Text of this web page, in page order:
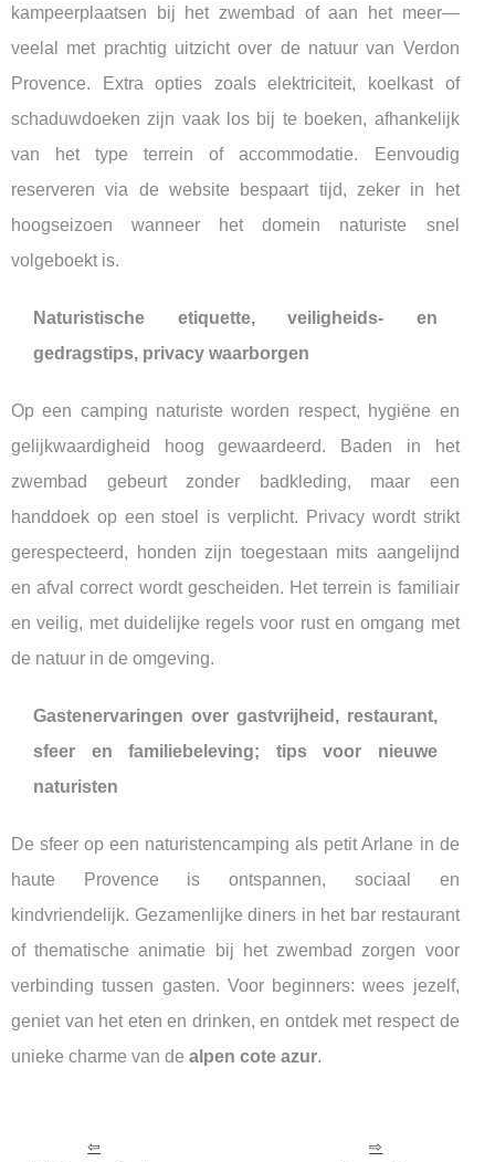
kampeerplaatsen bij het zwembad of aan het meer—
veelal met prachtig uitzicht over de natuur van Verdon
Provence. Extra opties zoals elektriciteit, koelkast of
schaduwdoeken zijn vaak los bij te boeken, afhankelijk
van het type terrein of accommodatie. Eenvoudig
reserveren via de website bespaart tijd, zeker in het
hoogseizoen wanneer het domein naturiste snel
volgeboekt is.
Naturistische etiquette, veiligheids- en
gedragstips, privacy waarborgen
Op een camping naturiste worden respect, hygiëne en
gelijkwaardigheid hoog gewaardeerd. Baden in het
zwembad gebeurt zonder badkleding, maar een
handdoek op een stoel is verplicht. Privacy wordt strikt
gerespecteerd, honden zijn toegestaan mits aangelijnd
en afval correct wordt gescheiden. Het terrein is familiair
en veilig, met duidelijke regels voor rust en omgang met
de natuur in de omgeving.
Gastenervaringen over gastvrijheid, restaurant,
sfeer en familiebeleving; tips voor nieuwe
naturisten
De sfeer op een naturistencamping als petit Arlane in de
haute Provence is ontspannen, sociaal en
kindvriendelijk. Gezamenlijke diners in het bar restaurant
of thematische animatie bij het zwembad zorgen voor
verbinding tussen gasten. Voor beginners: wees jezelf,
geniet van het eten en drinken, en ontdek met respect de
unieke charme van de alpen cote azur.